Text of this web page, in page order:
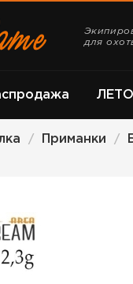
для
/ Приманки /